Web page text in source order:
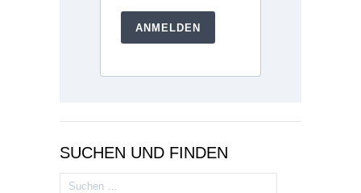
ANMELDEN
SUCHEN UND FINDEN
Suchen